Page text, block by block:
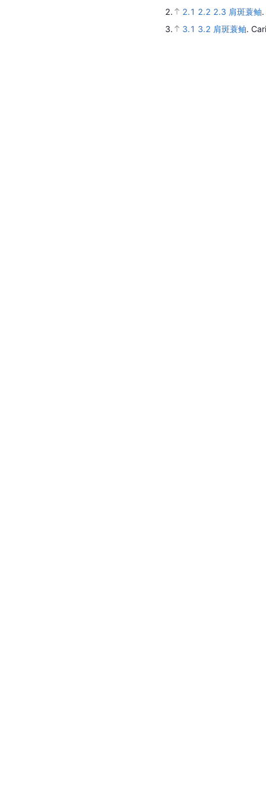
2.
2.1 2.2 2.3 肩斑蓑鲉.
3.
3.1 3.2 肩斑蓑鲉.